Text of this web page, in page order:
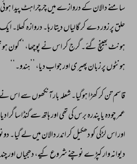
سامنے دالان کے دروازے میں چرچراہٹ پیدا
حلق پر زور دے کر گالیاں دیتا رہا۔ دروازہ کھلا۔ ایک
ہونٹ بھینچ گئے۔ گرج کر اس نے پوچھا، ’’کون ہو
ہونٹوں پر زبان پھیری اور جواب دیا، ’’ہندو۔‘‘
قاسم تن کر کھڑا ہوگیا۔ شعلہ بار آنکھوں سے اس
عمر چودہ یا پندرہ برس کی تھی اور ہاتھ سے گنڈاسا
اور اس لڑکی کو دھکیل کر اندر دالان میں لے گیا۔
دیوانہ وار کپڑے نوچنے شروع کیے، دھجیاں اور